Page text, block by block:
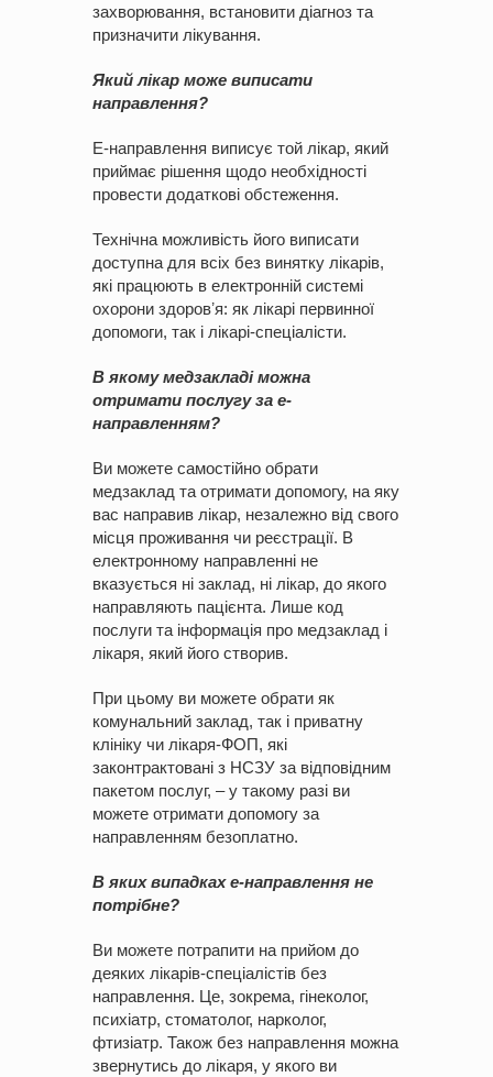
захворювання, встановити діагноз та
призначити лікування.
Який лікар може виписати
направлення?
Е-направлення виписує той лікар, який
приймає рішення щодо необхідності
провести додаткові обстеження.
Технічна можливість його виписати
доступна для всіх без винятку лікарів,
які працюють в електронній системі
охорони здоровʼя: як лікарі первинної
допомоги, так і лікарі-спеціалісти.
В якому медзакладі можна
отримати послугу за е-
направленням?
Ви можете самостійно обрати
медзаклад та отримати допомогу, на яку
вас направив лікар, незалежно від свого
місця проживання чи реєстрації. В
електронному направленні не
вказується ні заклад, ні лікар, до якого
направляють пацієнта. Лише код
послуги та інформація про медзаклад і
лікаря, який його створив.
При цьому ви можете обрати як
комунальний заклад, так і приватну
клініку чи лікаря-ФОП, які
законтрактовані з НСЗУ за відповідним
пакетом послуг, – у такому разі ви
можете отримати допомогу за
направленням безоплатно.
В яких випадках е-направлення не
потрібне?
Ви можете потрапити на прийом до
деяких лікарів-спеціалістів без
направлення. Це, зокрема, гінеколог,
психіатр, стоматолог, нарколог,
фтизіатр. Також без направлення можна
звернутись до лікаря, у якого ви